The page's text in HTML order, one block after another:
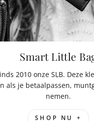
Smart Little
2010 onze SLB. Deze
als je betaalpassen,
nemen.
SHOP NU +